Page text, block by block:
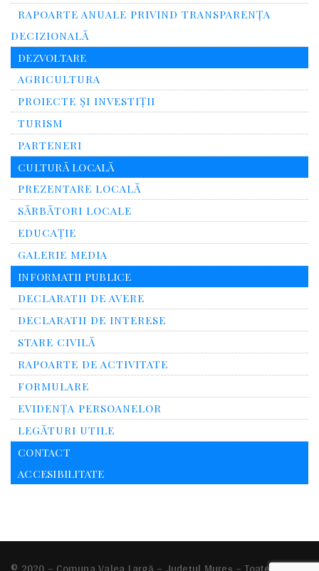
RAPOARTE ANUALE PRIVIND TRANSPARENŢA
DECIZIONALĂ
DEZVOLTARE
AGRICULTURA
PROIECTE ȘI INVESTIȚII
TURISM
PARTENERI
CULTURĂ LOCALĂ
PREZENTARE LOCALĂ
SĂRBĂTORI LOCALE
EDUCAȚIE
GALERIE MEDIA
INFORMATII PUBLICE
DECLARATII DE AVERE
DECLARATII DE INTERESE
STARE CIVILĂ
RAPOARTE DE ACTIVITATE
FORMULARE
EVIDENȚA PERSOANELOR
LEGĂTURI UTILE
CONTACT
ACCESIBILITATE